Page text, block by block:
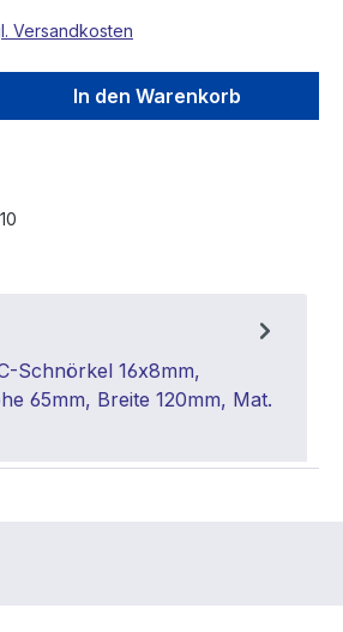
Versandkosten
Gib den
In den Warenkorb
Schnörkel 16x8mm,
65mm, Breite 120mm, Mat.